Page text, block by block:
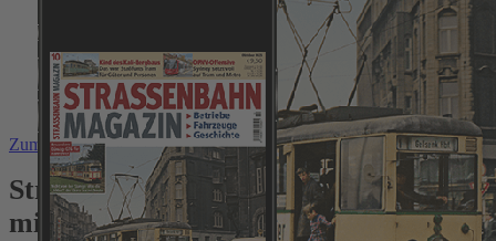
Zum Anfang der Bildergalerie springen
Straßenbahn Magazin Testabo „Plus“
mit Geschenk für Sie